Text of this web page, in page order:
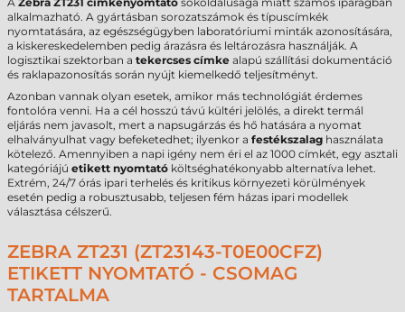
alkalmazható. A gyártásban sorozatszámok és típuscímkék
nyomtatására, az egészségügyben laboratóriumi minták azonosítására,
a kiskereskedelemben pedig árazásra és leltározásra használják. A
logisztikai szektorban a tekercses címke alapú szállítási dokumentáció
és raklapazonosítás során nyújt kiemelkedő teljesítményt.
Azonban vannak olyan esetek, amikor más technológiát érdemes
fontolóra venni. Ha a cél hosszú távú kültéri jelölés, a direkt termál
eljárás nem javasolt, mert a napsugárzás és hő hatására a nyomat
elhalványulhat vagy befeketedhet; ilyenkor a festékszalag használata
kötelező. Amennyiben a napi igény nem éri el az 1000 címkét, egy asztali
kategóriájú etikett nyomtató költséghatékonyabb alternatíva lehet.
Extrém, 24/7 órás ipari terhelés és kritikus környezeti körülmények
esetén pedig a robusztusabb, teljesen fém házas ipari modellek
választása célszerű.
ZEBRA ZT231 (ZT23143-T0E00CFZ)
ETIKETT NYOMTATÓ - CSOMAG
TARTALMA